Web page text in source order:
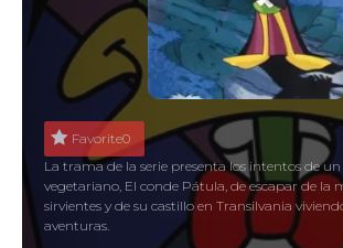
Favorite0
La trama de la serie presenta los intentos de
vegetariano, El conde Pátula, de escapar de la
sirvientes y de su castillo en Transilvania
aventuras.